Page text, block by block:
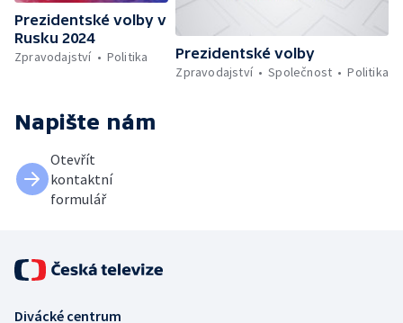
Pražského hradu — Volební štáb Zuzany
Roithové — Volební studio — Volební studio
— Nová média
Prezidentské volby v
Rusku 2024
Zpravodajství
Politika
Prezidentské volby
Zpravodajství
Společnost Politika
Napište nám
Otevřít
kontaktní
formulář
Divácké centrum